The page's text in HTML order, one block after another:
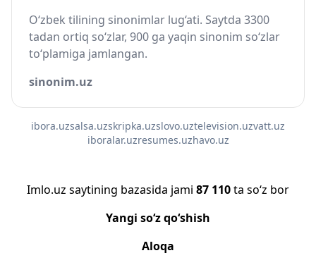
O‘zbek tilining sinonimlar lug‘ati. Saytda 3300
tadan ortiq so‘zlar, 900 ga yaqin sinonim so‘zlar
to‘plamiga jamlangan.
sinonim.uz
ibora.uzsalsa.uzskripka.uzslovo.uztelevision.uzvatt.uz
iboralar.uzresumes.uzhavo.uz
Imlo.uz saytining bazasida jami 87 110ta so‘z bor
Yangi so‘z qo‘shish
Aloqa